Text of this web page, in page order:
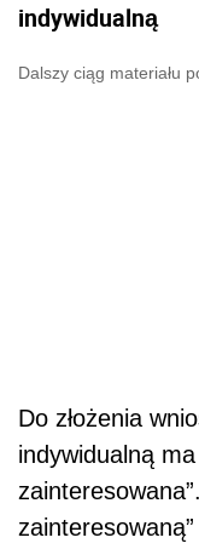
indywidualną
Dalszy ciąg materiału
Do złożenia
indywidualną ma